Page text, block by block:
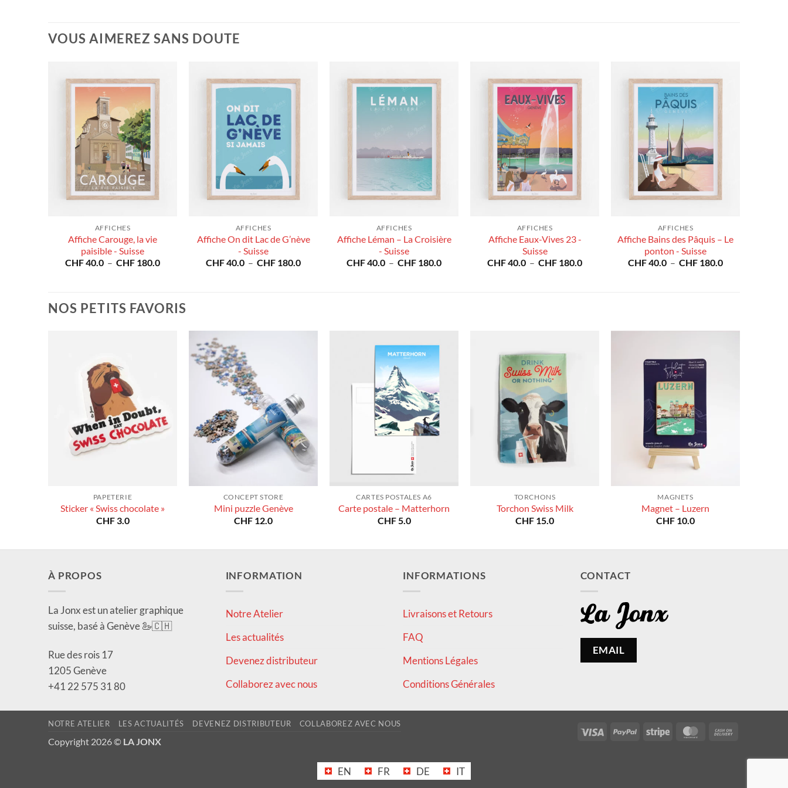
VOUS AIMEREZ SANS DOUTE
AFFICHES
Affiche Carouge, la vie
paisible - Suisse
CHF40.0 – CHF 180.0Plage
CHF 180.0
AFFICHES
Affiche On dit Lac de G’nève
- Suisse
CHF40.0 – CHF 180.0Plage
AFFICHES
Affiche Léman – La Croisière
- Suisse
CHF40.0 – CHF 180.0Plage
AFFICHES
Affiche Eaux-Vives 23 -
Suisse
CHF40.0 – CHF 180.0Plage
AFFICHES
Affiche Bains des Pâquis – Le
ponton - Suisse
CHF40.0 – CHF 180.0Plage
NOS PETITS FAVORIS
PAPETERIE
Sticker « Swiss chocolate »
CHF3.0
CONCEPT STORE
Mini puzzle Genève
CHF 12.0
CARTES POSTALES A6
Carte postale – Matterhorn
CHF5.0
TORCHONS
Torchon Swiss Milk
CHF 15.0
MAGNETS
Magnet – Luzern
CHF 10.0
À PROPOS
La Jonx est un atelier graphique
suisse, basé à Genève 🦢🇨🇭
Rue des rois 17
1205 Genève
+41 22 575 31 80
INFORMATION
Notre Atelier
Les actualités
Devenez distributeur
Collaborez avec nous
INFORMATIONS
Livraisons et Retours
FAQ
Mentions Légales
Conditions Générales
CONTACT
EMAIL
Visa PayPal Stripe MasterCard
Delivery
NOTRE ATELIER LES ACTUALITÉS DEVENEZ DISTRIBUTEUR COLLABOREZ AVEC NOUS
Copyright 2026 © LA JONX
EN FR DE IT